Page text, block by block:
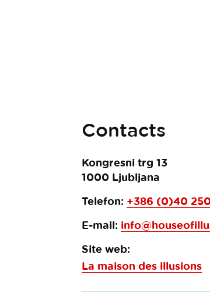
Contacts
Kongresni trg 13
1000 Ljubljana
Telefon: +386 (0)40
E-mail:
Site web:
La maison des illusions